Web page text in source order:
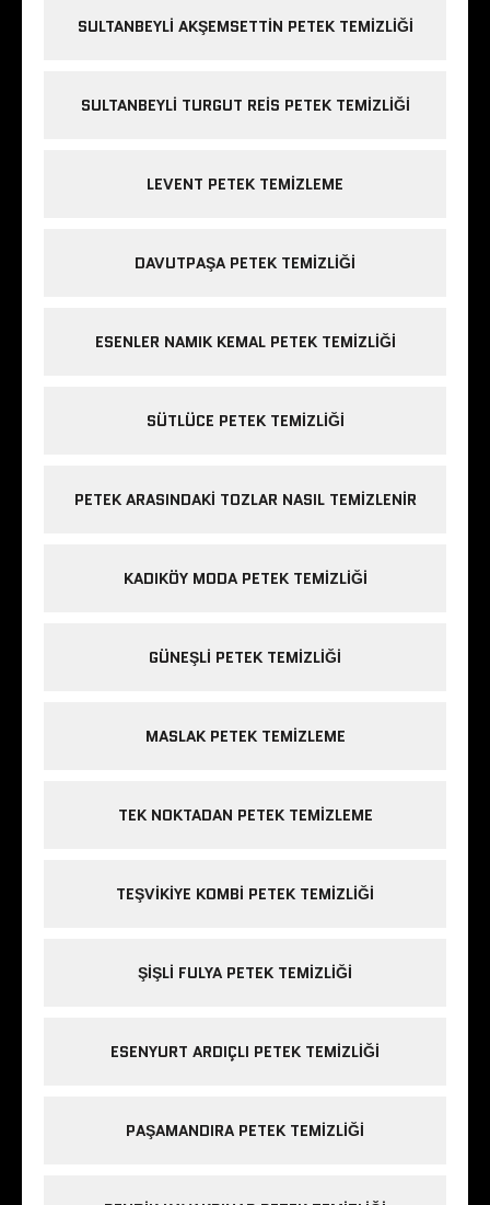
SULTANBEYLI AKŞEMSETTIN PETEK TEMIZLIĞI
SULTANBEYLI TURGUT REIS PETEK TEMIZLIĞI
LEVENT PETEK TEMIZLEME
DAVUTPAŞA PETEK TEMIZLIĞI
ESENLER NAMIK KEMAL PETEK TEMIZLIĞI
SÜTLÜCE PETEK TEMIZLIĞI
PETEK ARASINDAKI TOZLAR NASIL TEMIZLENIR
KADIKÖY MODA PETEK TEMIZLIĞI
GÜNEŞLI PETEK TEMIZLIĞI
MASLAK PETEK TEMIZLEME
TEK NOKTADAN PETEK TEMIZLEME
TEŞVIKIYE KOMBI PETEK TEMIZLIĞI
ŞIŞLI FULYA PETEK TEMIZLIĞI
ESENYURT ARDIÇLI PETEK TEMIZLIĞI
PAŞAMANDIRA PETEK TEMIZLIĞI